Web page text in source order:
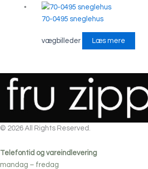
70-0495 sneglehus
vægbilleder Læs mere
© 2026 All Rights Reserved.
Telefontid og vareindlevering
mandag – fredag